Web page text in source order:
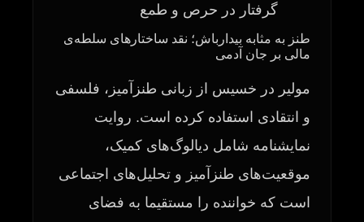
گرفتار در حرص و طمع
طنز به مثابه بیدارباش؛ نقد ساختارهای سلطه‌ی
مالی بر جان آدمی
مولیر در خسیس از زبانی طنزآمیز، فلسفی
و انتقادی استفاده کرده است. روایت
نمایشنامه شامل دیالوگ‌های کمیک،
موقعیت‌های طنزآمیز و تحلیل‌های اجتماعی
است که خواننده را مستقیما به فضای